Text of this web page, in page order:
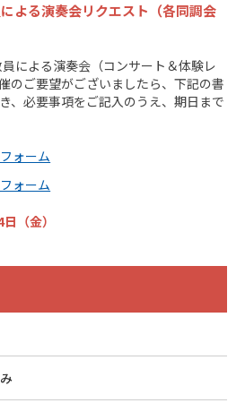
よる演奏会リクエスト（各同調会
による演奏会（コンサート＆体験レ
のご要望がございましたら、下記の書
、必要事項をご記入のうえ、期日まで
ォーム
ォーム
（金）